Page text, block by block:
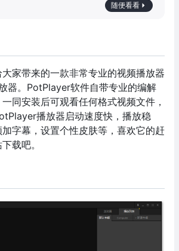
随便看看
家带来的一款非常专业的视频播放器
。PotPlayer软件自带专业的编解
同安装后可观看任何格式视频文件，
播放器启动速度快，播放稳
字幕，设置个性皮肤等，喜欢它的赶
载吧。